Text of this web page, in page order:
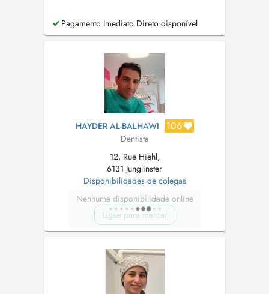
Pagamento Imediato Direto disponível
HAYDER AL-BALHAWI 106
Dentista
12, Rue Hiehl,
6131 Junglinster
Disponibilidades de colegas
Nenhuma disponibilidade online
Ligue para marcar